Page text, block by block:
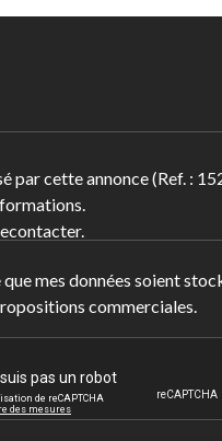
mes données soient
commerciales.